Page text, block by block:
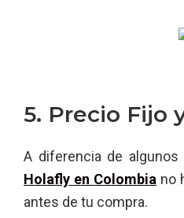
5. Precio Fijo
A diferencia de
Holafly en Colombia no
antes de tu compra.